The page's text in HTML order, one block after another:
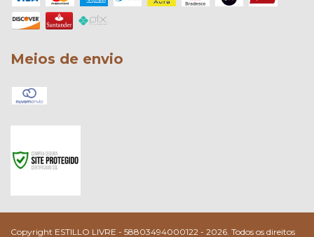
Meios de envio
Copyright ESTILLO LIVRE - 58803494000122 - 2026. Todos os direitos